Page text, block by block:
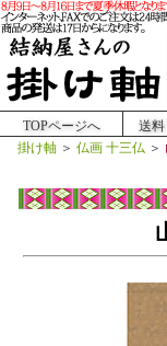
TOPページへ 送
掛け軸 ＞ 仏画 十三仏 ＞